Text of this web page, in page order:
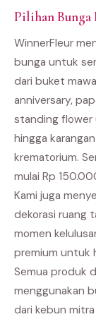
Pilihan Bunga
WinnerFleur
bunga untuk
dari buket
anniversary,
standing flower
hingga
krematorium.
mulai Rp
Kami juga
dekorasi ruang
momen
premium untuk
Semua produk
menggunakan
dari kebun mitra